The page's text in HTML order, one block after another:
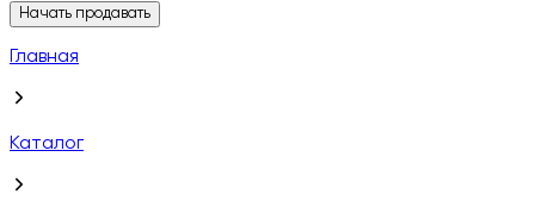
Начать продавать
Главная
Каталог